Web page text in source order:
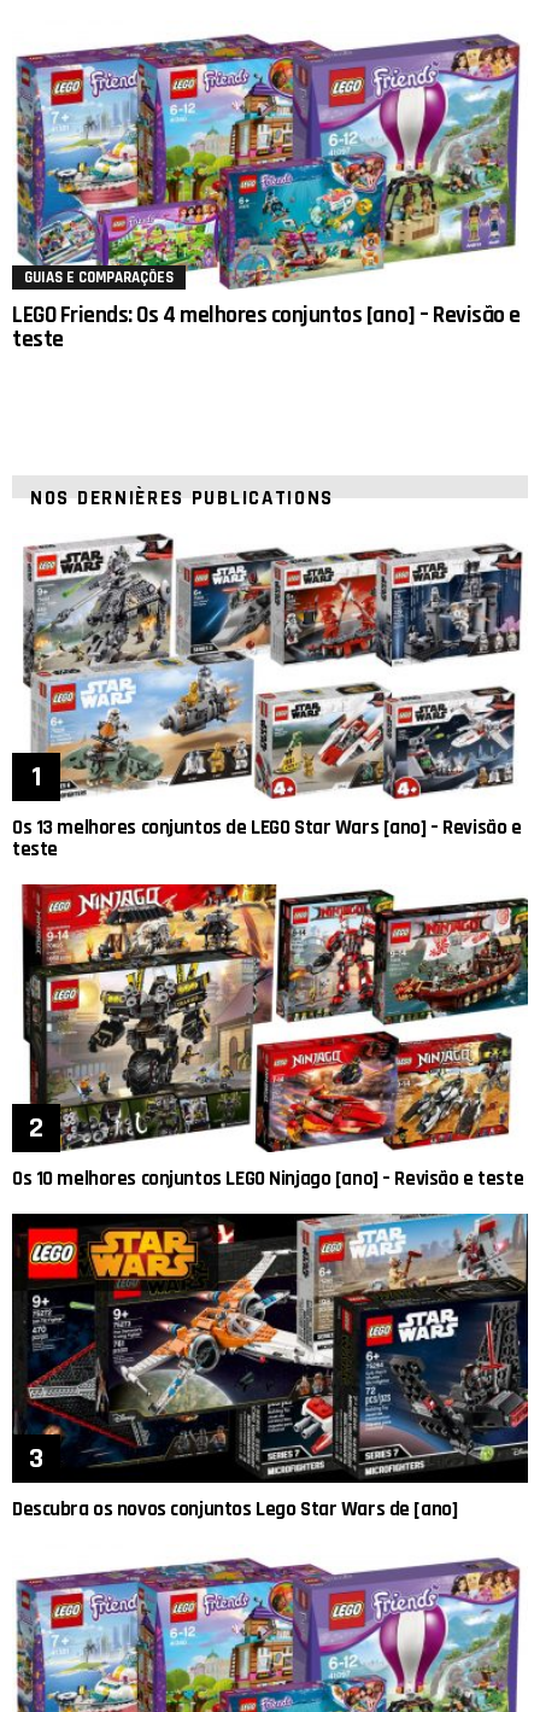
GUIAS E COMPARAÇÕES
LEGO Friends: Os 4 melhores conjuntos [ano] – Revisão e
teste
NOS DERNIÈRES PUBLICATIONS
Os 13 melhores conjuntos de LEGO Star Wars [ano] – Revisão e
teste
Os 10 melhores conjuntos LEGO Ninjago [ano] – Revisão e teste
Descubra os novos conjuntos Lego Star Wars de [ano]